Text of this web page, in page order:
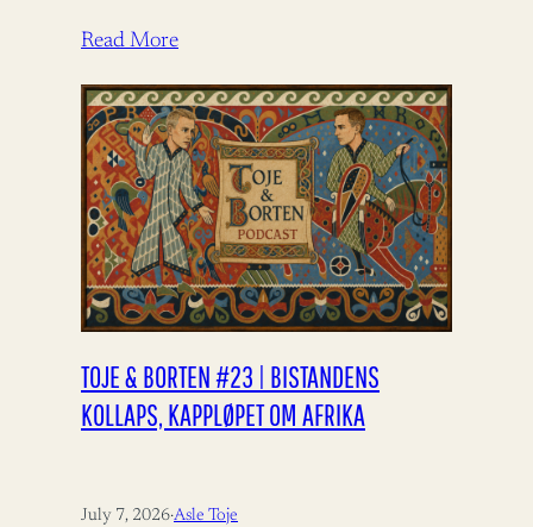
Read More
TOJE & BORTEN #23 | BISTANDENS
KOLLAPS, KAPPLØPET OM AFRIKA
July 7, 2026·Asle Toje